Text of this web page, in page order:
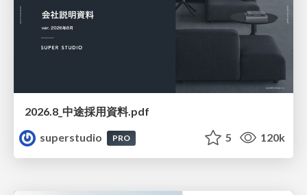
2026.8_中途採用資料.pdf
superstudio
PRO 5 120k